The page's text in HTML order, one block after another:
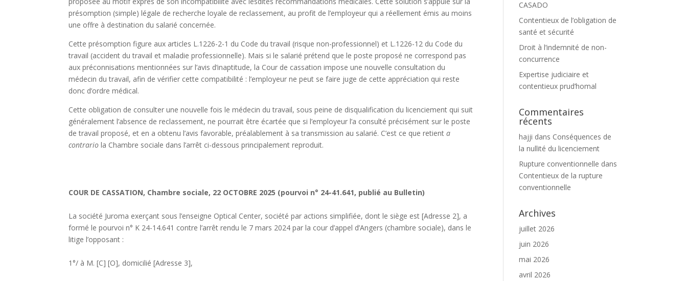
présomption (simple) légale de recherche loyale de reclassement, au profit de l’employeur qui a réellement émis au moins
une offre à destination du salarié concernée.
Cette présomption figure aux articles L.1226-2-1 du Code du travail (risque non-professionnel) et L.1226-12 du Code du
travail (accident du travail et maladie professionnelle). Mais si le salarié prétend que le poste proposé ne correspond pas
aux préconnisations mentionnées sur l’avis d’inaptitude, la Cour de cassation impose une nouvelle consultation du
médecin du travail, afin de vérifier cette compatibilité : l’employeur ne peut se faire juge de cette appréciation qui reste
donc d’ordre médical.
Cette obligation de consulter une nouvelle fois le médecin du travail, sous peine de disqualification du licenciement qui suit
généralement l’absence de reclassement, ne pourrait être écartée que si l’employeur l’a consulté précisément sur le poste
de travail proposé, et en a obtenu l’avis favorable, préalablement à sa transmission au salarié. C’est ce que retienta
contrario la Chambre sociale dans l’arrêt ci-dessous principalement reproduit.
COUR DE CASSATION, Chambre sociale, 22 OCTOBRE 2025 (pourvoi n° 24-41.641, publié au Bulletin)
La société Juroma exerçant sous l’enseigne Optical Center, société par actions simplifiée, dont le siège est [Adresse 2], a
formé le pourvoi n° K 24-14.641 contre l’arrêt rendu le 7 mars 2024 par la cour d’appel d’Angers (chambre sociale), dans le
litige l’opposant :
1°/ à M. [C] [O], domicilié [Adresse 3],
CASADO
Contentieux de l’obligation de
santé et sécurité
Droit à l’indemnité de non-
concurrence
Expertise judiciaire et
contentieux prud’homal
Commentaires
récents
hajji dans Conséquences de
la nullité du licenciement
Rupture conventionnelle dans
Contentieux de la rupture
conventionnelle
Archives
juillet 2026
juin 2026
mai 2026
avril 2026